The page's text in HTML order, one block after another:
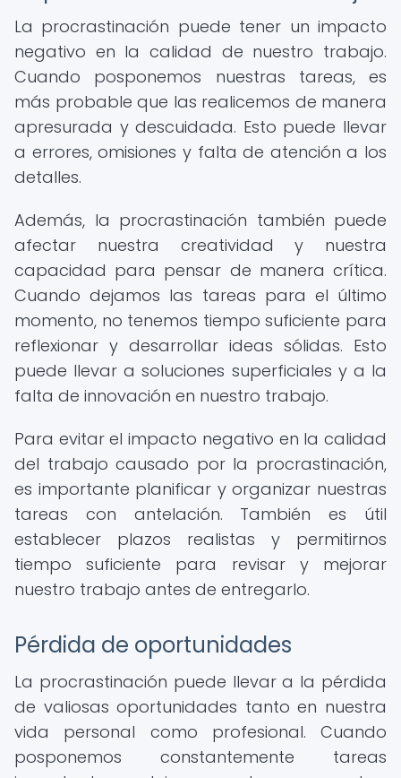
La procrastinación puede tener un impacto
negativo en la calidad de nuestro trabajo.
Cuando posponemos nuestras tareas, es
más probable que las realicemos de manera
apresurada y descuidada. Esto puede llevar
a errores, omisiones y falta de atención a los
detalles.
Además, la procrastinación también puede
afectar nuestra creatividad y nuestra
capacidad para pensar de manera crítica.
Cuando dejamos las tareas para el último
momento, no tenemos tiempo suficiente para
reflexionar y desarrollar ideas sólidas. Esto
puede llevar a soluciones superficiales y a la
falta de innovación en nuestro trabajo.
Para evitar el impacto negativo en la calidad
del trabajo causado por la procrastinación,
es importante planificar y organizar nuestras
tareas con antelación. También es útil
establecer plazos realistas y permitirnos
tiempo suficiente para revisar y mejorar
nuestro trabajo antes de entregarlo.
Pérdida de oportunidades
La procrastinación puede llevar a la pérdida
de valiosas oportunidades tanto en nuestra
vida personal como profesional. Cuando
posponemos constantemente tareas